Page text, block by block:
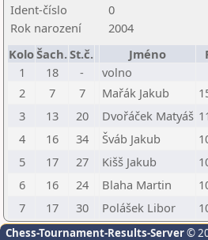
Ident-číslo
0
Rok narození
2004
KoloŠach.St.č. Jméno
1
18 - volno
2
7 7 Mařák Jakub
3
13 20 Dvořáček Matyáš
4
16 34 Šváb Jakub
5
17 27 Kišš Jakub
6
16 24 Blaha Martin
7
17 30 Polášek Libor
Chess-Tournament-Results-Server©